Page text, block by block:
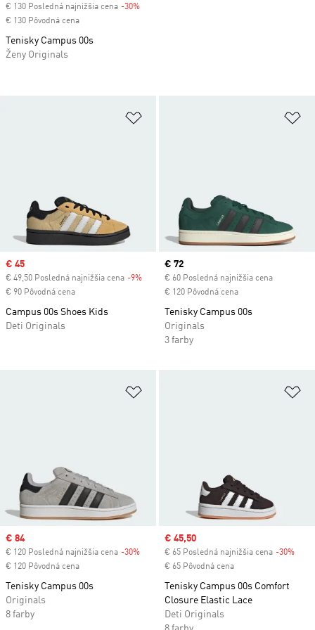
Pridať do zoznamu želaných
Sale price
€ 45
€ 49,50 Posledná najnižšia cena -9% Discount
€ 90 Pôvodná cena
Campus 00s Shoes Kids
Deti Originals
Current price
€ 72
€ 60 Posledná najnižšia cena
€ 120 Pôvodná cena
Tenisky Campus 00s
Originals
3 farby
Pridať do zoznamu želaných
Sale price
€ 84
€ 120 Posledná najnižšia cena -30% Discount
€ 120 Pôvodná cena
Tenisky Campus 00s
Originals
8 farby
Sale price
€ 45,50
€ 65 Posledná najnižšia cena -30%
€ 65 Pôvodná cena
Tenisky Campus 00s Comfort
Closure Elastic Lace
Deti Originals
€ 130 Posledná najnižšia cena -30%
€ 130 Pôvodná cena
Tenisky Campus 00s
Ženy Originals